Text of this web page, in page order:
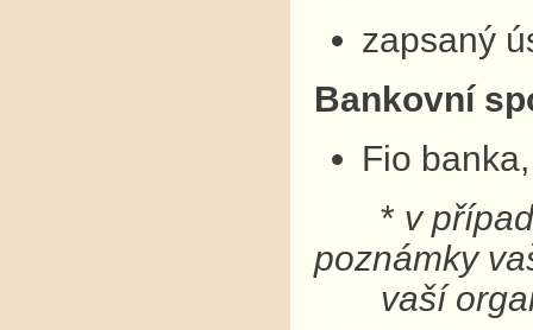
zapsaný
Bankovní
Fio
* v
poznámky
vaší